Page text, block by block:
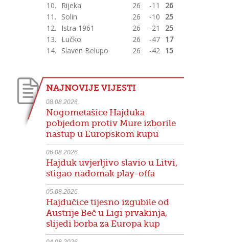
10.
Rijeka 26 -11
26
11.
Solin 26 -10
25
12.
Istra 1961 26 -21
25
13.
Lučko 26 -47 17
14.
Slaven Belupo 26 -42 15
NAJNOVIJE VIJESTI
08.08.2026.
Nogometašice Hajduka
pobjedom protiv Mure izborile
nastup u Europskom kupu
06.08.2026.
Hajduk uvjerljivo slavio u Litvi,
stigao nadomak play-offa
05.08.2026.
Hajdučice tijesno izgubile od
Austrije Beč u Ligi prvakinja,
slijedi borba za Europa kup